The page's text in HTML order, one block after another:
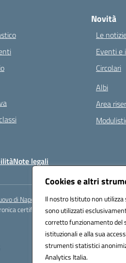
Cookies e altri
Il nostro Istituto non
sono utilizzati
corretto funzionamento del
istituzionali e alla sua
strumenti statistici
Analytics Italia.
Novità
Le
Eventi e
Circolari
Albi
Area
Note legali
di Napoli
certificata (PEC):